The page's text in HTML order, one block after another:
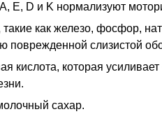
E, D и K нормализуют
как железо, фосфор,
поврежденной слизистой
кислота, которая
сахар.